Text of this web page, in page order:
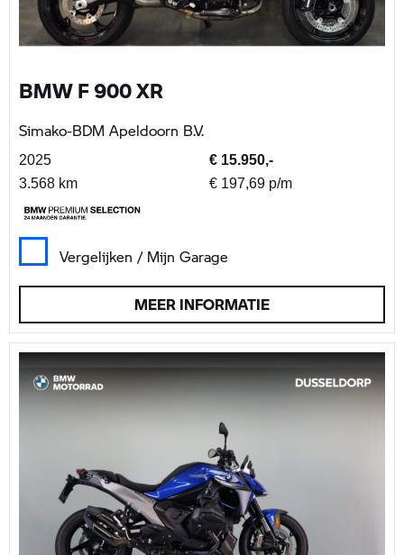
BMW F 900 XR
Simako-BDM Apeldoorn B.V.
2025
€ 15.950,-
3.568 km
€ 197,69 p/m
Vergelijken / Mijn Garage
MEER INFORMATIE